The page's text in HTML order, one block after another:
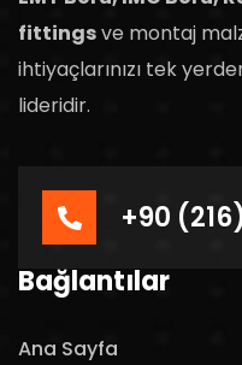
fittingsve montaj
ihtiyaçlarınızı tek
lideridir.
+90
Bağlantılar
Ana Sayfa